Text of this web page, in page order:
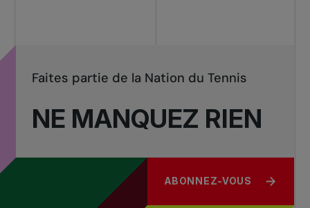
NE MANQUEZ RIEN
Faites partie de la Nation du Tennis
ABONNEZ-VOUS